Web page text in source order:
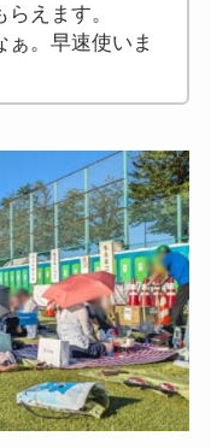
えます。
。早速使いま